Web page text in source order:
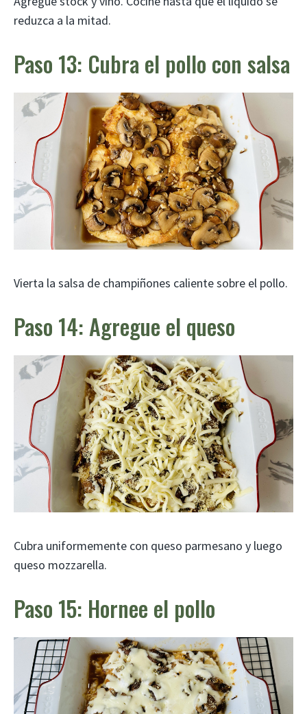
reduzca a la mitad.
Paso 13: Cubra el pollo con salsa
Vierta la salsa de champiñones caliente sobre el pollo.
Paso 14: Agregue el queso
Cubra uniformemente con queso parmesano y luego
queso mozzarella.
Paso 15: Hornee el pollo